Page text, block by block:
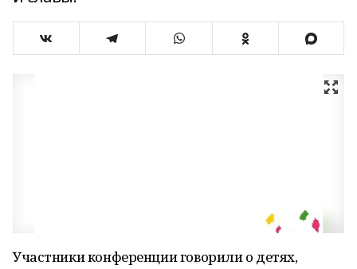
Участники конференции говорили о детях,